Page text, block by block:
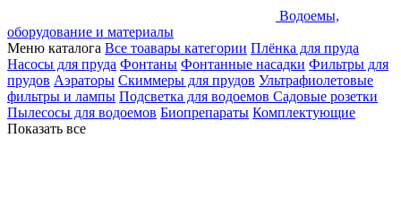
Водоемы,
оборудование и материалы
Меню каталога Все тоавары категории Плёнка для пруда
Насосы для пруда Фонтаны Фонтанные насадки Фильтры для
прудов Аэраторы Скиммеры для прудов Ультрафиолетовые
фильтры и лампы Подсветка для водоемов Садовые розетки
Пылесосы для водоемов Биопрепараты Комплектующие
Показать все